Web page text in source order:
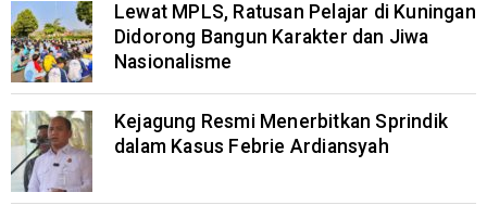
Lewat MPLS, Ratusan Pelajar di Kuningan
Didorong Bangun Karakter dan Jiwa
Nasionalisme
Kejagung Resmi Menerbitkan Sprindik
dalam Kasus Febrie Ardiansyah